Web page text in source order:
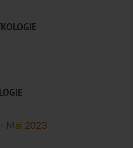
Mai 2023